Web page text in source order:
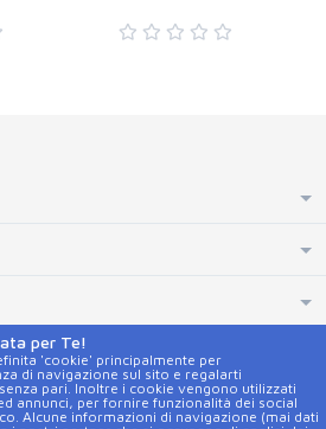
per Te!
'cookie' principalmente per
di navigazione sul sito e regalarti
pari. Inoltre i cookie vengono utilizzati
annunci, per fornire funzionalità dei social
Alcune informazioni di navigazione (mai dati